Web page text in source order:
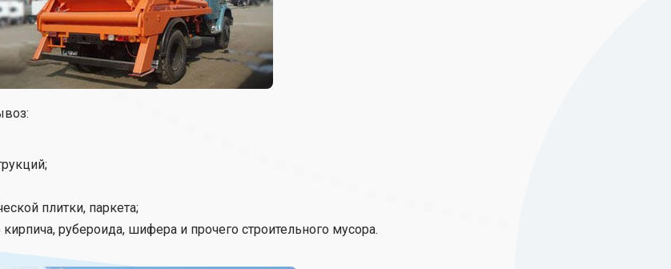
плитки, паркета;
рубероида, шифера и прочего строительного мусора.